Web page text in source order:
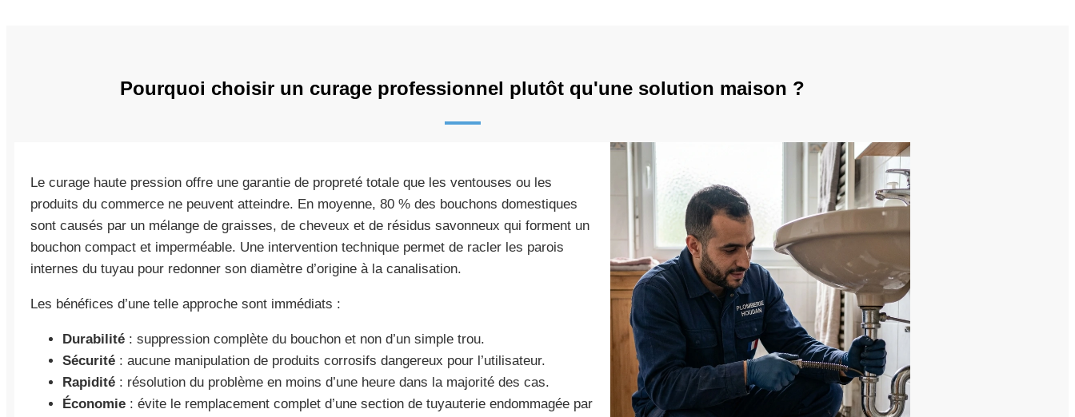
Pourquoi choisir un curage professionnel plutôt qu'une solution maison ?
Le curage haute pression offre une garantie de propreté totale que les ventouses ou les
produits du commerce ne peuvent atteindre. En moyenne, 80 % des bouchons domestiques
sont causés par un mélange de graisses, de cheveux et de résidus savonneux qui forment un
bouchon compact et imperméable. Une intervention technique permet de racler les parois
internes du tuyau pour redonner son diamètre d’origine à la canalisation.
Les bénéfices d’une telle approche sont immédiats :
Durabilité : suppression complète du bouchon et non d’un simple trou.
Sécurité : aucune manipulation de produits corrosifs dangereux pour l’utilisateur.
Rapidité : résolution du problème en moins d’une heure dans la majorité des cas.
Économie : évite le remplacement complet d’une section de tuyauterie endommagée par